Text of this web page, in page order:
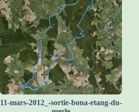
11-mars-2012_-sortie-bona-etang-du-